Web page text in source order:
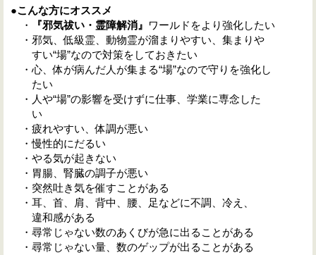
●こんな方にオススメ
・
『邪気祓い・霊障解消』 ワールドをより強化したい
・邪気、低級霊、動物霊が溜まりやすい、集まりや
すい“場”なので対策をしておきたい
・心、体が病んだ人が集まる“場”なので守りを強化し
たい
・人や“場”の影響を受けずに仕事、学業に専念した
い
・疲れやすい、体調が悪い
・慢性的にだるい
・やる気が起きない
・胃腸、腎臓の調子が悪い
・突然吐き気を催すことがある
・耳、首、肩、背中、腰、足などに不調、冷え、
違和感がある
・尋常じゃない数のあくびが急に出ることがある
・尋常じゃない量、数のゲップが出ることがある